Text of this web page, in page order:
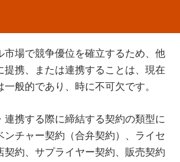
市場で競争優位を確立するため、他
提携、または連携することは、現在
般的であり、時に不可欠です。
連携する際に締結する契約の類型に
ンチャー契約（合弁契約）、ライセ
契約、サプライヤー契約、販売契約